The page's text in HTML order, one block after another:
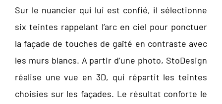
Sur le nuancier qui lui est confié, il sélectionne
six teintes rappelant l’arc en ciel pour ponctuer
la façade de touches de gaîté en contraste avec
les murs blancs. A partir d’une photo, StoDesign
réalise une vue en 3D, qui répartit les teintes
choisies sur les façades. Le résultat conforte le